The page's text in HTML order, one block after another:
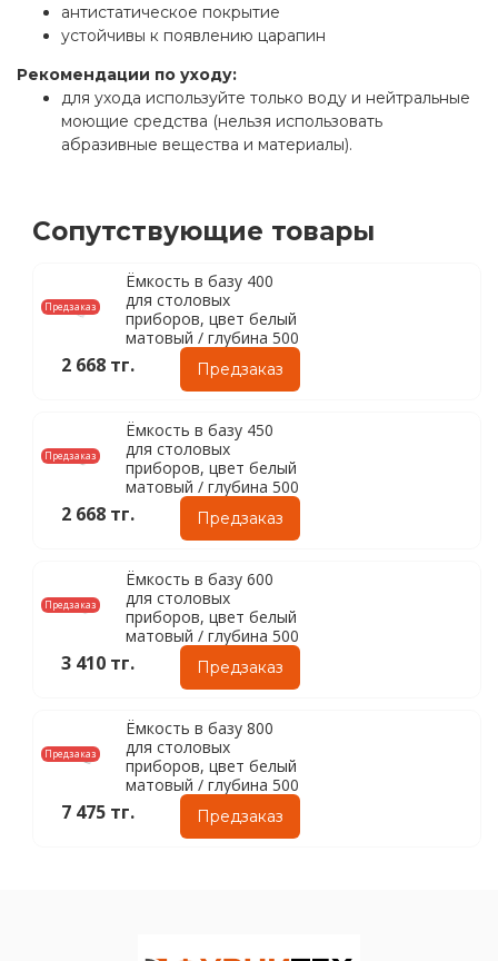
антистатическое покрытие
устойчивы к появлению царапин
Рекомендации по уходу:
для ухода используйте только воду и нейтральные
моющие средства (нельзя использовать
абразивные вещества и материалы).
Сопутствующие товары
Предзаказ
Ёмкость в базу 400
для столовых
приборов, цвет белый
матовый / глубина 500
2 668 тг. Предзаказ
Предзаказ
Ёмкость в базу 450
для столовых
приборов, цвет белый
матовый / глубина 500
2 668 тг. Предзаказ
Предзаказ
Ёмкость в базу 600
для столовых
приборов, цвет белый
матовый / глубина 500
3 410 тг. Предзаказ
Предзаказ
Ёмкость в базу 800
для столовых
приборов, цвет белый
матовый / глубина 500
7 475 тг. Предзаказ